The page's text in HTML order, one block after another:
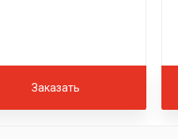
Заказать